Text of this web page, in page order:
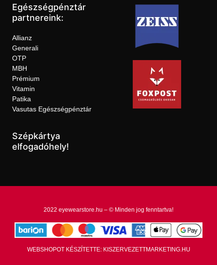
Egészségpénztár
partnereink:
Allianz
Generali
OTP
MBH
Prémium
Vitamin
Patika
Vasutas Egészségpénztár
Szépkártya
elfogadóhely!
2022 eyewearstore.hu – © Minden jog fenntartva!
WEBSHOPOT KÉSZÍTETTE: KISZERVEZETTMARKETING.HU